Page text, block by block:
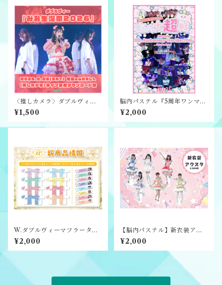
〈推しカメラ〉ダブルヴィー
『みお生誕祭2026』ライブ映
像ダウンロード版
¥1,500
脳内パステル『5周年ワンマン
ライブ〜脳内大超戦〜』ライ
ブ映像ダウンロード版
¥2,000
W.ダブルヴィーマフラータオ
ル(個人)
¥2,000
【脳内パステル】新衣装アク
スタ
¥2,000